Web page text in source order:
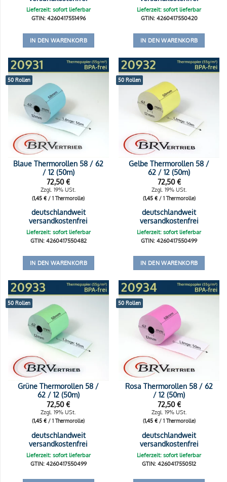
Lieferzeit: sofort lieferbar
GTIN: 4260417551496
IN DEN WARENKORB
Lieferzeit: sofort lieferbar
GTIN: 4260417550420
IN DEN WARENKORB
50 Rollen
Blaue Thermorollen 58 / 62
/ 12 (50m)
72,50€
Zzgl. 19% USt.
(1,45€ / 1 Thermorolle)
deutschlandweit
versandkostenfrei
Lieferzeit: sofort lieferbar
GTIN: 4260417550482
IN DEN WARENKORB
50 Rollen
Gelbe Thermorollen 58 /
62 / 12 (50m)
72,50€
Zzgl. 19% USt.
(1,45 €/ 1 Thermorolle)
deutschlandweit
versandkostenfrei
Lieferzeit: sofort lieferbar
GTIN: 4260417550499
IN DEN WARENKORB
50 Rollen
Grüne Thermorollen 58 /
62 / 12 (50m)
72,50€
Zzgl. 19% USt.
(1,45€ / 1 Thermorolle)
deutschlandweit
versandkostenfrei
Lieferzeit: sofort lieferbar
GTIN: 4260417550499
50 Rollen
Rosa Thermorollen 58 / 62
/ 12 (50m)
72,50€
Zzgl. 19% USt.
(1,45 €/ 1 Thermorolle)
deutschlandweit
versandkostenfrei
Lieferzeit: sofort lieferbar
GTIN: 4260417550512